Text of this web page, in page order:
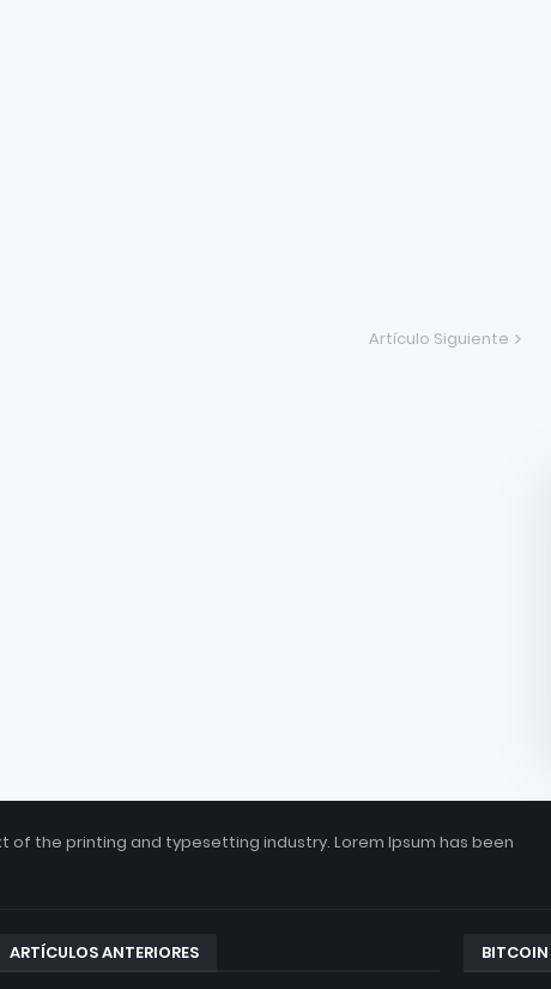
Artículo Siguiente
of the printing and typesetting industry. Lorem Ipsum has been
ARTÍCULOS ANTERIORES BITCOIN